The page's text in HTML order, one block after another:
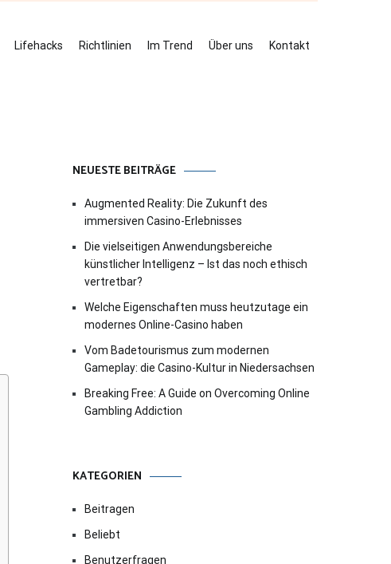
Lifehacks Richtlinien Im Trend Über uns Kontakt
NEUESTE BEITRÄGE
Augmented Reality: Die Zukunft des
immersiven Casino-Erlebnisses
Die vielseitigen Anwendungsbereiche
künstlicher Intelligenz – Ist das noch ethisch
vertretbar?
Welche Eigenschaften muss heutzutage ein
modernes Online-Casino haben
Vom Badetourismus zum modernen
Gameplay: die Casino-Kultur in Niedersachsen
Breaking Free: A Guide on Overcoming Online
Gambling Addiction
KATEGORIEN
Beitragen
Beliebt
Benutzerfragen